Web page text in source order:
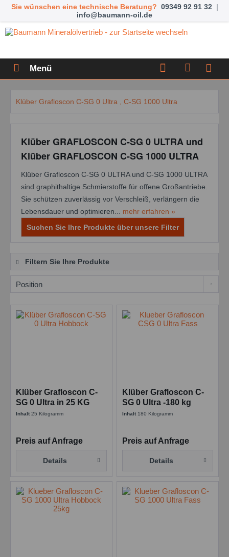
Sie wünschen eine technische Beratung? 09349 92 91 32 |
info@baumann-oil.de
Menü
Klüber Grafloscon C-SG 0 Ultra , C-SG 1000 Ultra
Klüber GRAFLOSCON C-SG 0 ULTRA und
Klüber GRAFLOSCON C-SG 1000 ULTRA
Klüber Grafloscon C-SG 0 ULTRA und C-SG 1000 ULTRA
sind graphithaltige Schmierstoffe für offene Großantriebe.
Sie schützen zuverlässig vor Verschleiß, verlängern die
Lebensdauer und optimieren... mehr erfahren »
Suchen Sie Ihre Produkte über unsere Filter
Filtern Sie Ihre Produkte
Klüber Grafloscon C-
SG 0 Ultra in 25 KG
Betriebsschmierstoff
Inhalt25 Kilogramm
Preis auf Anfrage
Details
Klüber Grafloscon C-
SG 0 Ultra -180 kg
Betriebsschmierstoff
Inhalt 180 Kilogramm
Preis auf Anfrage
Details